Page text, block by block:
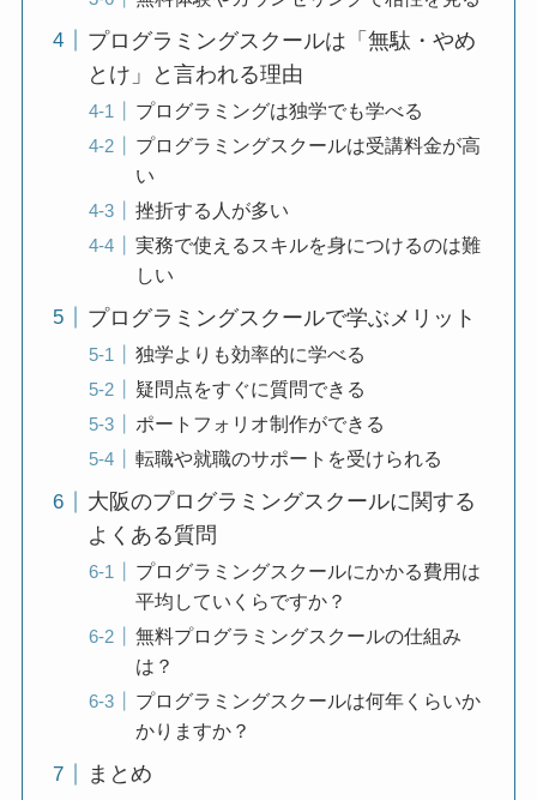
プログラミングスクールは「無駄・やめ
とけ」と言われる理由
プログラミングは独学でも学べる
プログラミングスクールは受講料金が高
い
挫折する人が多い
実務で使えるスキルを身につけるのは難
しい
プログラミングスクールで学ぶメリット
独学よりも効率的に学べる
疑問点をすぐに質問できる
ポートフォリオ制作ができる
転職や就職のサポートを受けられる
大阪のプログラミングスクールに関する
よくある質問
プログラミングスクールにかかる費用は
平均していくらですか？
無料プログラミングスクールの仕組み
は？
プログラミングスクールは何年くらいか
かりますか？
まとめ